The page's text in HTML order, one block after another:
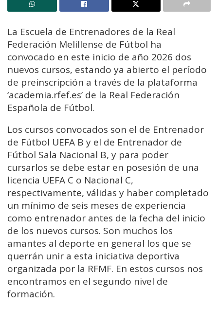
La Escuela de Entrenadores de la Real
Federación Melillense de Fútbol ha
convocado en este inicio de año 2026 dos
nuevos cursos, estando ya abierto el período
de preinscripción a través de la plataforma
‘academia.rfef.es’ de la Real Federación
Española de Fútbol.
Los cursos convocados son el de Entrenador
de Fútbol UEFA B y el de Entrenador de
Fútbol Sala Nacional B, y para poder
cursarlos se debe estar en posesión de una
licencia UEFA C o Nacional C,
respectivamente, válidas y haber completado
un mínimo de seis meses de experiencia
como entrenador antes de la fecha del inicio
de los nuevos cursos. Son muchos los
amantes al deporte en general los que se
querrán unir a esta iniciativa deportiva
organizada por la RFMF. En estos cursos nos
encontramos en el segundo nivel de
formación.